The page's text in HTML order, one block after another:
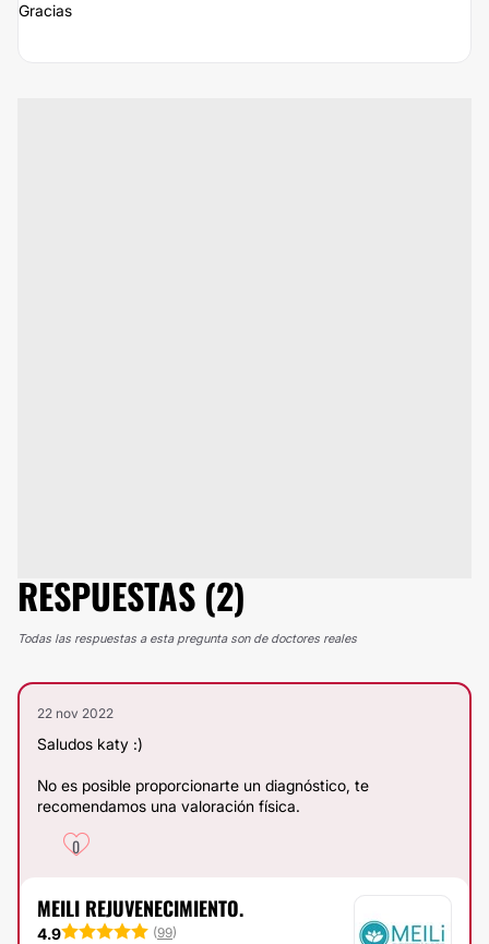
Gracias
RESPUESTAS (2)
Todas las respuestas a esta pregunta son de doctores reales
22 nov 2022
Saludos katy :)
No es posible proporcionarte un diagnóstico, te
recomendamos una valoración física.
0
MEILI REJUVENECIMIENTO.
4.9 (99)